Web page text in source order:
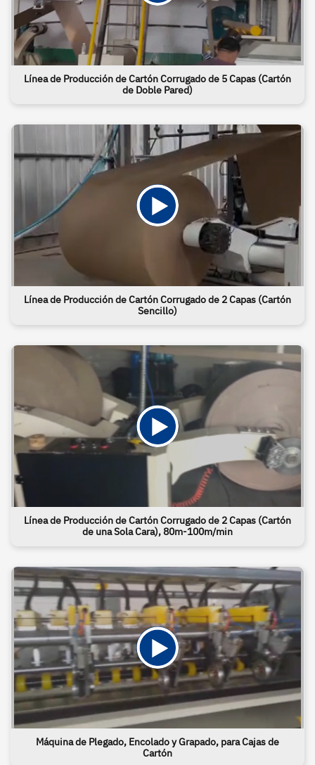
Línea de Producción de Cartón Corrugado de 5 Capas (Cartón
de Doble Pared)
Línea de Producción de Cartón Corrugado de 2 Capas (Cartón
Sencillo)
Línea de Producción de Cartón Corrugado de 2 Capas (Cartón
de una Sola Cara), 80m-100m/min
Máquina de Plegado, Encolado y Grapado, para Cajas de
Cartón